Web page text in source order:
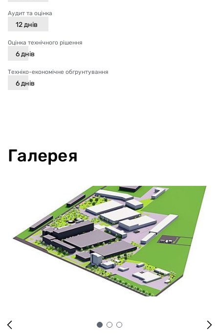
Аудит та оцінка
12днів
Оцінка технічного рішення
6днів
Техніко-економічне обгрунтування
6днів
Галерея